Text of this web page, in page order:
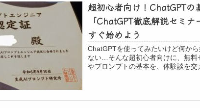
超初心者向け！ChatGPTの
「ChatGPT徹底解説セミ
すぐ始めよう
ChatGPTを使ってみたいけど何か
ない…そんな超初心者向けに、無料
やプロンプトの基本を、体験談を交